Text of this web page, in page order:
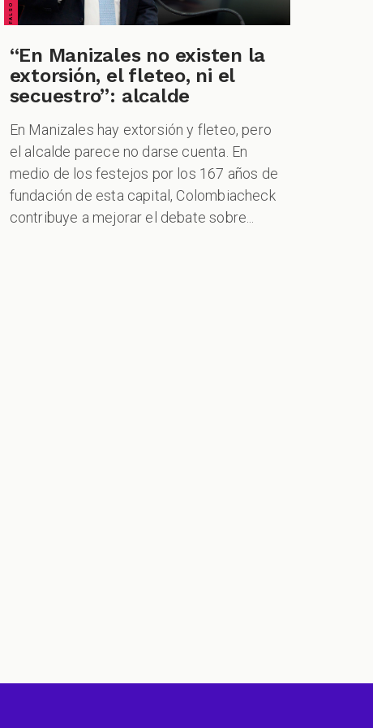
“En Manizales no existen la
extorsión, el fleteo, ni el
secuestro”: alcalde
En Manizales hay extorsión y fleteo, pero
el alcalde parece no darse cuenta. En
medio de los festejos por los 167 años de
fundación de esta capital, Colombiacheck
contribuye a mejorar el debate sobre...